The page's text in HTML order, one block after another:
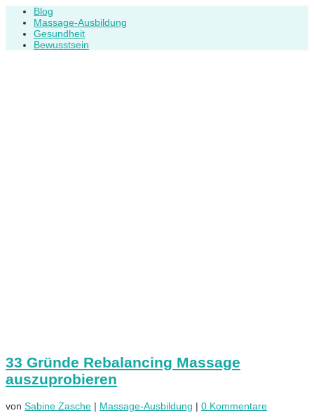
Blog
Massage-Ausbildung
Gesundheit
Bewusstsein
33 Gründe Rebalancing Massage
auszuprobieren
von Sabine Zasche | Massage-Ausbildung | 0 Kommentare